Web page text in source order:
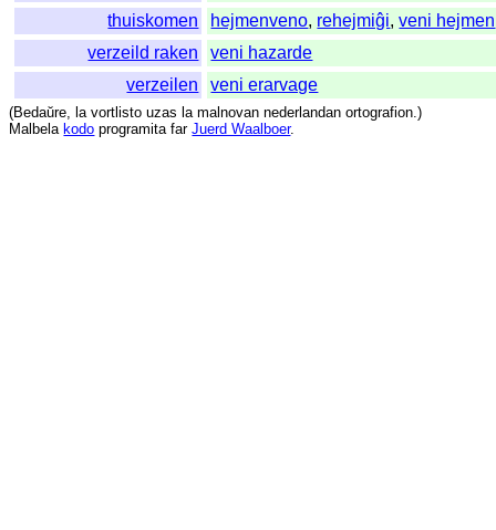
thuiskomen
hejmenveno, rehejmiĝi,veni hejmen
verzeild raken
veni hazarde
verzeilen
veni erarvage
(Bedaŭre, la vortlisto uzas la malnovan nederlandan ortografion.)
Malbela kodo programita far Juerd Waalboer.